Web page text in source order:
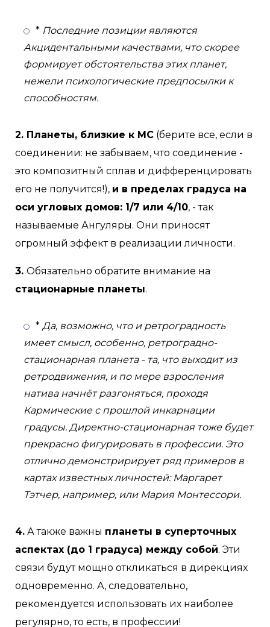
* Последние позиции являются
Акцидентальными качествами, что скорее
формирует обстоятельства этих планет,
нежели психологические предпосылки к
способностям.
2. Планеты, близкие к МС (берите все, если в
соединении: не забываем, что соединение -
это композитный сплав и дифференцировать
его не получится!), и в пределах градуса на
оси угловых домов: 1/7 или 4/10, - так
называемые Ангуляры. Они приносят
огромный эффект в реализации личности.
3. Обязательно обратите внимание на
стационарные планеты.
* Да, возможно, что и ретроградность
имеет смысл, особенно, ретроградно-
стационарная планета - та, что выходит из
ретродвижения, и по мере взросления
натива начнёт разгоняться, проходя
Кармические с прошлой инкарнации
градусы. Директно-стационарная тоже будет
прекрасно фигурировать в профессии. Это
отлично демонстририрует ряд примеров в
картах известных личностей: Маргарет
Тэтчер, например, или Мария Монтессори.
4. А также важны планеты в суперточных
аспектах (до 1 градуса) между собой. Эти
связи будут мощно откликаться в дирекциях
одновременно. А, следовательно,
рекомендуется использовать их наиболее
регулярно, то есть, в профессии!